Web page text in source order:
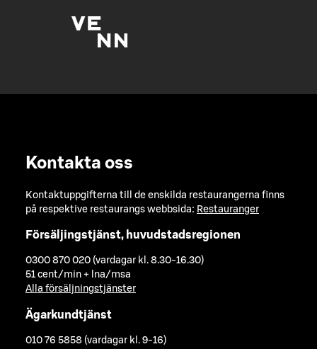
Kontakta oss
Kontaktuppgifterna till de enskilda restaurangerna finns
på respektive restaurangs webbsida: Restauranger
Försäljingstjänst, huvudstadsregionen
0300 870 020 (vardagar kl. 8.30-16.30)
51 cent/min + lna/msa
Alla försäljningstjänster
Ägarkundtjänst
010 76 5858 (vardagar kl. 9-16)